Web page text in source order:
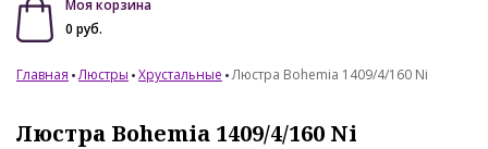
Моя корзина
0 руб.
Главная Люстры Хрустальные Люстра Bohemia 1409/4/160 Ni
Люстра Bohemia 1409/4/160 Ni